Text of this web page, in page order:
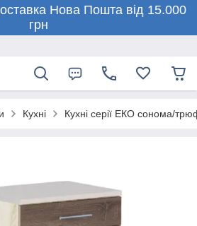
Нова Пошта від 15.000
грн
Кухні Кухні серії ЕКО сонома/